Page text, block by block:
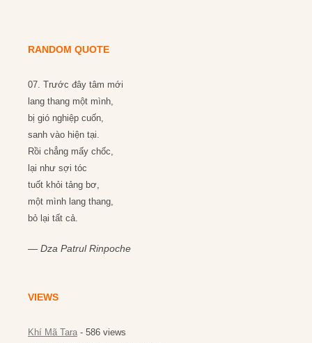
RANDOM QUOTE
07. Trước đây tâm mới
lang thang một mình,
bị gió nghiệp cuốn,
sanh vào hiện tại.
Rồi chẳng mấy chốc,
lại như sợi tóc
tuốt khỏi tảng bơ,
một mình lang thang,
bỏ lại tất cả.
— Dza Patrul Rinpoche
VIEWS
Khí Mã Tara - 586 views